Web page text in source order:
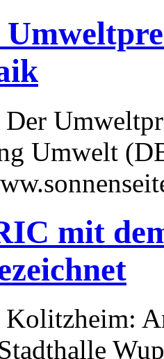
Umwelt
mit